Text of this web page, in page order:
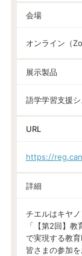
会場
オンライン（
展示製品
語学学習支援
URL
https://
詳細
チエルはキヤノ
「【第2回】
で実現する教育
皆さまの参加を